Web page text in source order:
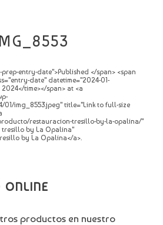
entry-date">Published </span> <span
date" datetime="2024-01-
2024</time></span> at <a
img_8553.jpeg" title="Link to full-size
restauracion-tresillo-by-la-opalina/"
tresillo by La Opalina"
by La Opalina</a>.
ONLINE
productos en nuestro